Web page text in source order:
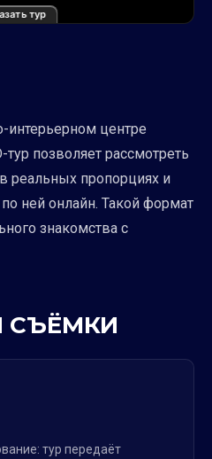
тур
центре
позволяет рассмотреть
реальных пропорциях и
ней онлайн. Такой формат
знакомства с
СЪЁМКИ
тур передаёт